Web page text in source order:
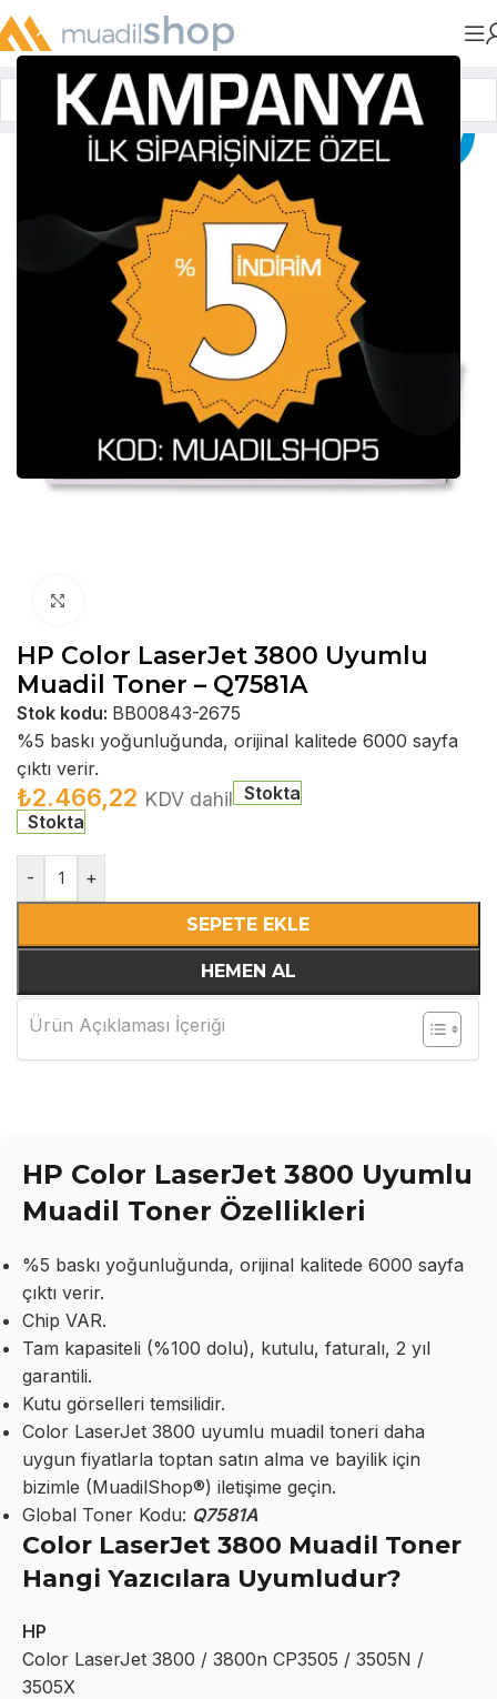
Anasayfa»Muadil Tonerler
HP Color LaserJet 3800 Uyumlu
Muadil Toner – Q7581A
Stok kodu: BB00843-2675
%5 baskı yoğunluğunda, orijinal kalitede 6000 sayfa
çıktı verir.
₺2.466,22 KDV dahil Stokta
Stokta
- +
SEPETE EKLE
HEMEN AL
Ürün Açıklaması İçeriği
HP Color LaserJet 3800 Uyumlu
Muadil Toner Özellikleri
%5 baskı yoğunluğunda, orijinal kalitede 6000 sayfa
çıktı verir.
Chip VAR.
Tam kapasiteli (%100 dolu), kutulu, faturalı, 2 yıl
garantili.
Kutu görselleri temsilidir.
Color LaserJet 3800 uyumlu muadil toneri daha
uygun fiyatlarla toptan satın alma ve bayilik için
bizimle (MuadilShop®) iletişime geçin.
Global Toner Kodu: Q7581A
Color LaserJet 3800 Muadil Toner
Hangi Yazıcılara Uyumludur?
HP
Color LaserJet 3800 / 3800n CP3505 / 3505N /
3505X